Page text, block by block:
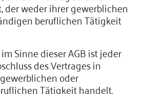
der weder ihrer gewerblichen
beruflichen Tätigkeit
Sinne dieser AGB ist jeder
des Vertrages in
oder
Tätigkeit handelt.